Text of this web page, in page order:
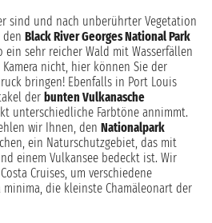
sind und nach unberührter Vegetation
den Black River Georges National Park
sehr reicher Wald mit Wasserfällen
Kamera nicht, hier können Sie der
bringen! Ebenfalls in Port Louis
der bunten Vulkanasche
unterschiedliche Farbtöne annimmt.
wir Ihnen, den Nationalpark
ein Naturschutzgebiet, das mit
einem Vulkansee bedeckt ist. Wir
Cruises, um verschiedene
minima, die kleinste Chamäleonart der